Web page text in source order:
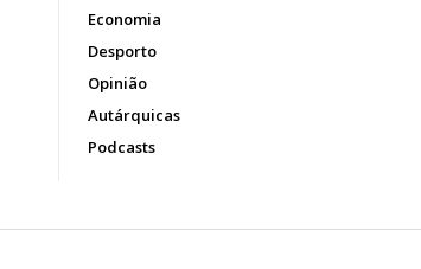
Economia
Desporto
Opinião
Autárquicas
Podcasts